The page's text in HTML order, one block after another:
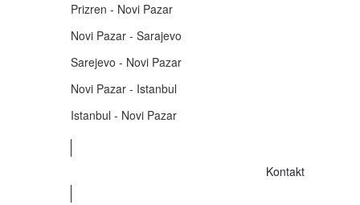
Prizren - Novi Pazar
Novi Pazar - Sarajevo
Sarejevo - Novi Pazar
Novi Pazar - Istanbul
Istanbul - Novi Pazar
Kontakt